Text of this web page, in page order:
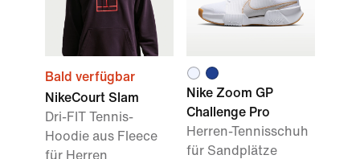
Bald verfügbar
NikeCourt Slam
Dri-FIT Tennis-
Hoodie aus Fleece
für Herren
Nike Zoom GP
Challenge Pro
Herren-Tennisschuh
für Sandplätze